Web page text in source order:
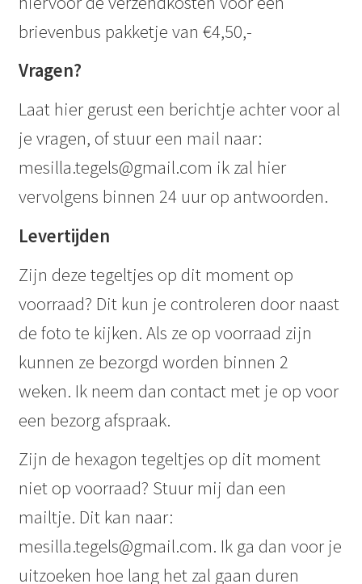
brievenbus pakketje van €4,50,-
Vragen?
Laat hier gerust een berichtje achter voor al
je vragen, of stuur een mail naar:
mesilla.tegels@gmail.com ik zal hier
vervolgens binnen 24 uur op antwoorden.
Levertijden
Zijn deze tegeltjes op dit moment op
voorraad? Dit kun je controleren door naast
de foto te kijken. Als ze op voorraad zijn
kunnen ze bezorgd worden binnen 2
weken. Ik neem dan contact met je op voor
een bezorg afspraak.
Zijn de hexagon tegeltjes op dit moment
niet op voorraad? Stuur mij dan een
mailtje. Dit kan naar:
mesilla.tegels@gmail.com. Ik ga dan voor je
uitzoeken hoe lang het zal gaan duren